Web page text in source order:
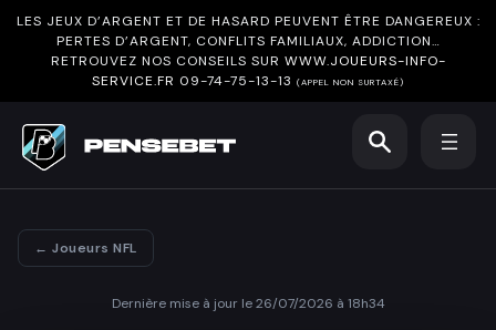
LES JEUX D’ARGENT ET DE HASARD PEUVENT ÊTRE DANGEREUX :
PERTES D’ARGENT, CONFLITS FAMILIAUX, ADDICTION…
RETROUVEZ NOS CONSEILS SUR WWW.JOUEURS-INFO-
SERVICE.FR 09-74-75-13-13 (APPEL NON SURTAXÉ)
← Joueurs NFL
Dernière mise à jour le 26/07/2026 à 18h34